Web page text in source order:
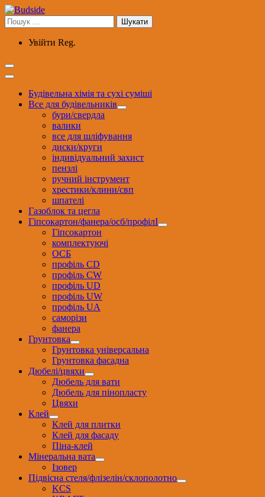
Перейти
до
вмісту
Пошук:
Увійти Reg.
Будівельна хімія та сухі суміші
Все для будівельників
бури/свердла
валики
все для шліфування
диски/круги
індивідуальний захист
пензлі
ручний інструмент
хрестики/клини/свп
шпателі
Газоблок та цегла
Гіпсокартон/фанера/осб/профілІ
Гіпсокартон
комплектуючі
ОСБ
профіль CD
профіль CW
профіль UD
профіль UW
профіль UА
саморізи
фанера
Грунтовка
Грунтовка універсальна
Грунтовка фасадна
Дюбелі/цвяхи
Дюбель для вати
Дюбель для пінопласту
Цвяхи
Клей
Клей для плитки
Клей для фасаду
Піна-клей
Мінеральна вата
Ізовер
Підвісна стеля/флізелін/склополотно
KCS